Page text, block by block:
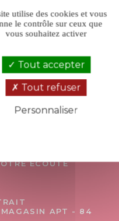
!
DE PORT
DÈS 199€ D’ACHAT
ÉCOUTE
APT - 84
utilise des cookies et vous
le contrôle sur ceux que
vous souhaitez activer
Tout accepter
Tout refuser
Personnaliser